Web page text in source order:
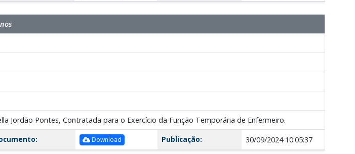
Jordão Pontes, Contratada para o Exercício da Função Temporária de Enfermeiro.
Download Publicação: 30/09/2024 10:05:37